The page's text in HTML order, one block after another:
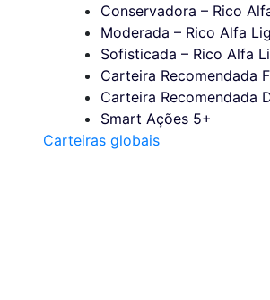
Conservadora – Rico
Moderada – Rico Alfa
Sofisticada – Rico Alfa
Carteira Recomendada
Carteira Recomendada
Smart Ações 5+
Carteiras globais